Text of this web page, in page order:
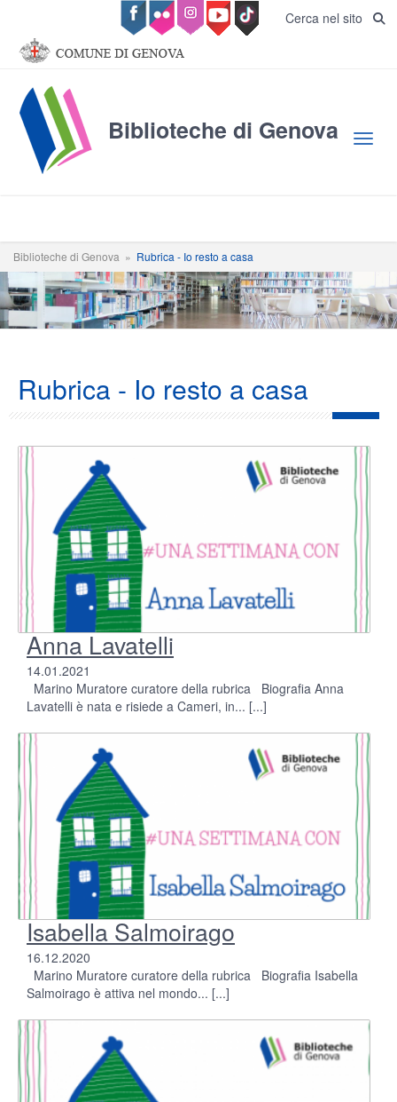
Salta al contenuto principale Cerca nel sito
Biblioteche di Genova
Biblioteche di Genova » Rubrica - Io resto a casa
Rubrica - Io resto a casa
Anna Lavatelli
14.01.2021
Marino Muratore curatore della rubrica Biografia Anna
Lavatelli è nata e risiede a Cameri, in... [...]
Isabella Salmoirago
16.12.2020
Marino Muratore curatore della rubrica Biografia Isabella
Salmoirago è attiva nel mondo... [...]